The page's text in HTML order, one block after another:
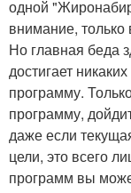
одной
внимание, только
Но главная беда
достигает
программу.
программу,
даже если
цели, это всего
программ вы